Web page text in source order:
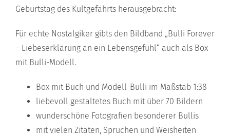
Geburtstag des Kultgefährts herausgebracht:
Für echte Nostalgiker gibts den Bildband „Bulli Forever
– Liebeserklärung an ein Lebensgefühl“ auch als Box
mit Bulli-Modell.
Box mit Buch und Modell-Bulli im Maßstab 1:38
liebevoll gestaltetes Buch mit über 70 Bildern
wunderschöne Fotografien besonderer Bullis
mit vielen Zitaten, Sprüchen und Weisheiten